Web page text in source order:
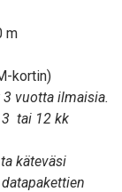
m
kortin)
vuotta ilmaisia.
3 tai 12 kk
käteväsi